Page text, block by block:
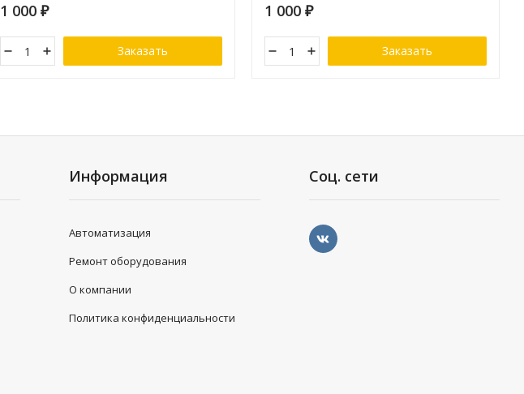
1 000 ₽
Заказать
1 000 ₽
Заказать
Информация
Автоматизация
Ремонт оборудования
О компании
Политика конфиденциальности
Соц. сети